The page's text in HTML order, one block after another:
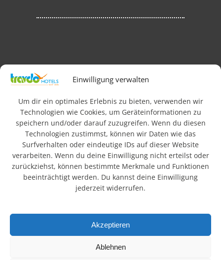
Einwilligung verwalten
Um dir ein optimales Erlebnis zu bieten, verwenden wir
Technologien wie Cookies, um Geräteinformationen zu
speichern und/oder darauf zuzugreifen. Wenn du diesen
Technologien zustimmst, können wir Daten wie das
Surfverhalten oder eindeutige IDs auf dieser Website
verarbeiten. Wenn du deine Einwilligung nicht erteilst oder
zurückziehst, können bestimmte Merkmale und Funktionen
beeinträchtigt werden. Du kannst deine Einwilligung
jederzeit widerrufen.
Akzeptieren
Ablehnen
Impressum AGB Datenschutz & Rechtliches
FAQ Newsletteranmeldung Barrierefreiheit
© 2026 Travdo Hotels & Resorts. Alle Rechte vorbehalten.
Wo sind die besten
Hotels in Deutschland?
einen hohen Stellenwert. Die schönsten Regionen
ideale Voraussetzungen. Unsere ländlich gelegenen Hotels